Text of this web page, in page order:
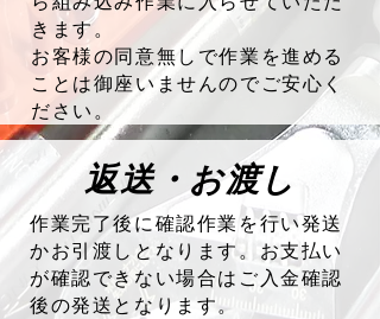
きます。
お客様の同意無しで作業を進める
ことは御座いませんのでご安心く
ださい。
返送・お渡し
作業完了後に確認作業を行い発送
かお引渡しとなります。お支払い
が確認できない場合はご入金確認
後の発送となります。